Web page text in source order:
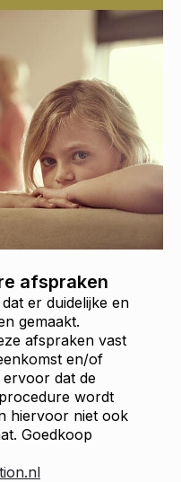
afspraken
er duidelijke en
gemaakt.
afspraken vast
en/of
dat de
wordt
hiervoor niet ook
Goedkoop